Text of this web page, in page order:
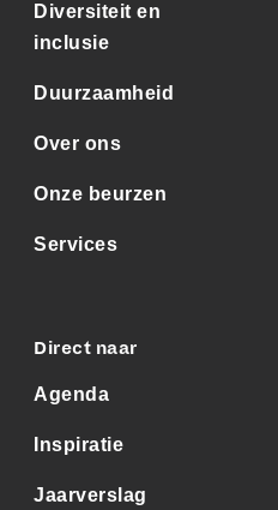
Diversiteit en
inclusie
Duurzaamheid
Over ons
Onze beurzen
Services
Direct naar
Agenda
Inspiratie
Jaarverslag